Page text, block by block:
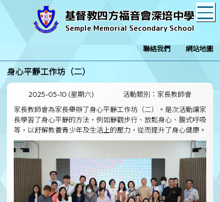
基督教四方福音會深培中學
Semple Memorial Secondary School
聯絡我們 網站地圖
身心平靜工作坊（二）
2025-05-10 (星期六)
活動類別：家長教師會
家長教師會為家長舉辦了身心平靜工作坊（二）。是次活動讓家
長學習了身心平靜的方法，例如靜觀步行、放鬆身心、腹式呼吸
等，以舒解教養青少年及生活上的壓力，從而提升了身心健康。